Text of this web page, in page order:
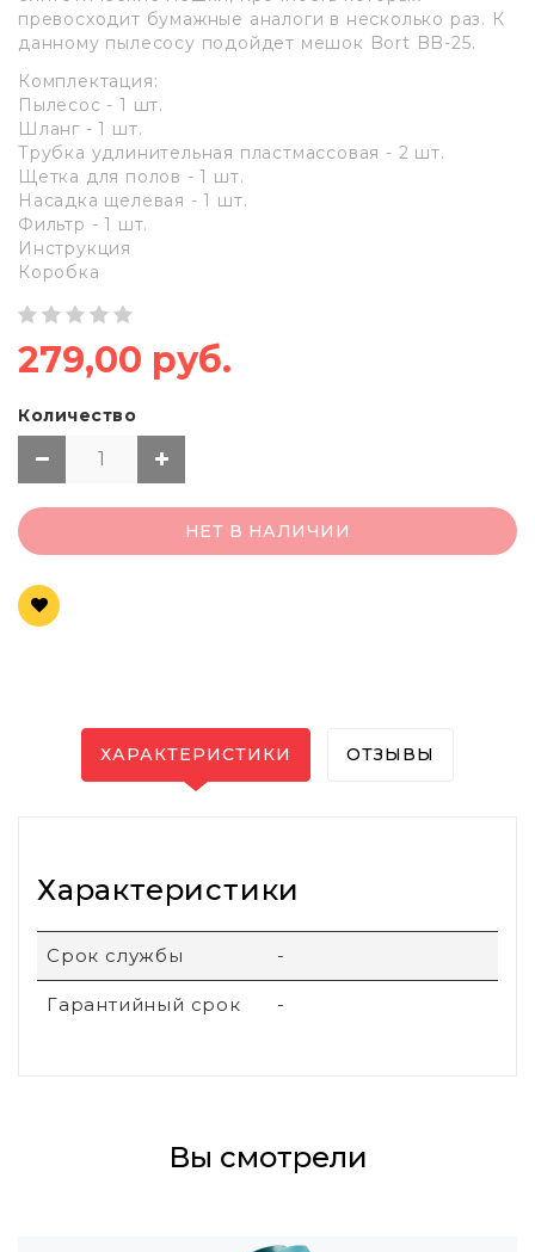
превосходит бумажные аналоги в несколько раз. К
данному пылесосу подойдет мешок Bort BB-25.
Комплектация:
Пылесос - 1 шт.
Шланг - 1 шт.
Трубка удлинительная пластмассовая - 2 шт.
Щетка для полов - 1 шт.
Насадка щелевая - 1 шт.
Фильтр - 1 шт.
Инструкция
Коробка
279,00 руб.
Количество
НЕТ В НАЛИЧИИ
ХАРАКТЕРИСТИКИ ОТЗЫВЫ
Характеристики
Срок службы -
Гарантийный срок -
Вы смотрели